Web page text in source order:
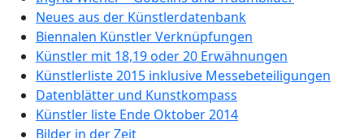
Neues aus der Künstlerdatenbank
Biennalen Künstler Verknüpfungen
Künstler mit 18,19 oder 20 Erwähnungen
Künstlerliste 2015 inklusive Messebeteiligungen
Datenblätter und Kunstkompass
Künstler liste Ende Oktober 2014
Bilder in der Zeit